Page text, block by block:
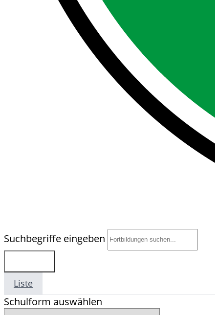
Suchbegriffe eingeben
Liste
Schulform auswählen